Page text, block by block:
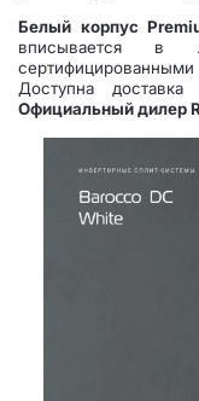
Белый корпус
вписывается в
Доступна
Официальный дилер